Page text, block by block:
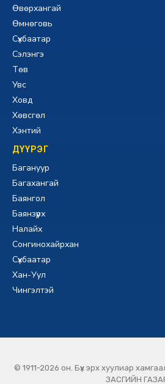
Өвөрхангай
Өмнөговь
Сүхбаатар
Сэлэнгэ
Төв
Увс
Ховд
Хөвсгөл
Хэнтий
ДҮҮРЭГ
Багануур
Багахангай
Баянгол
Баянзүрх
Налайх
Сонгинохайрхан
Сүхбаатар
Хан-Уул
Чингэлтэй
© 1911-2026 он. Бүх эрх хуулиар
ЗАСГИЙН